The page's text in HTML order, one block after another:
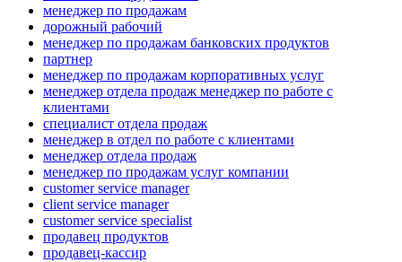
менеджер по продажам
дорожный рабочий
менеджер по продажам банковских продуктов
партнер
менеджер по продажам корпоративных услуг
менеджер отдела продаж менеджер по работе с
клиентами
специалист отдела продаж
менеджер в отдел по работе с клиентами
менеджер отдела продаж
менеджер по продажам услуг компании
customer service manager
client service manager
customer service specialist
продавец продуктов
продавец-кассир